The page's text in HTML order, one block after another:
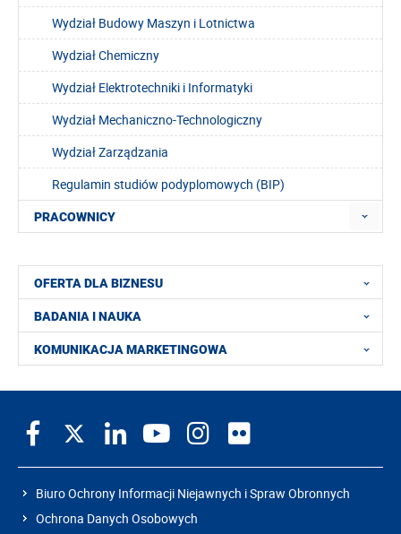
Wydział Budowy Maszyn i Lotnictwa
Wydział Chemiczny
Wydział Elektrotechniki i Informatyki
Wydział Mechaniczno-Technologiczny
Wydział Zarządzania
Regulamin studiów podyplomowych (BIP)
PRACOWNICY
OFERTA DLA BIZNESU
BADANIA I NAUKA
KOMUNIKACJA MARKETINGOWA
Biuro Ochrony Informacji Niejawnych i Spraw Obronnych
Ochrona Danych Osobowych